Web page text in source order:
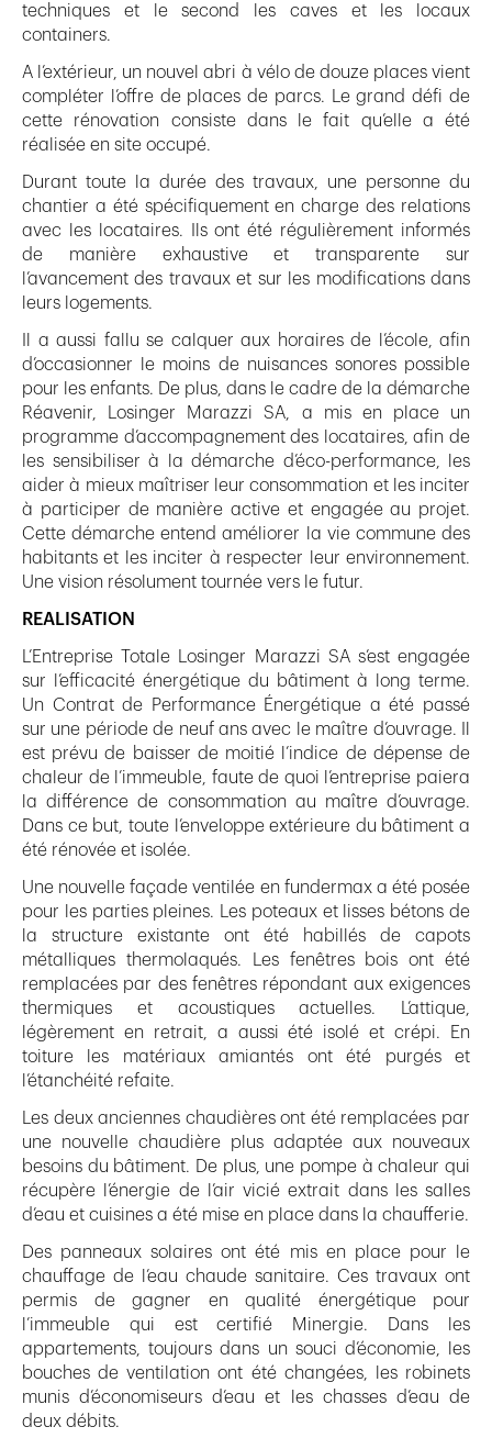
techniques et le second les caves et les locaux
containers.
A l’extérieur, un nouvel abri à vélo de douze places vient
compléter l’offre de places de parcs. Le grand défi de
cette rénovation consiste dans le fait qu’elle a été
réalisée en site occupé.
Durant toute la durée des travaux, une personne du
chantier a été spécifiquement en charge des relations
avec les locataires. Ils ont été régulièrement informés
de manière exhaustive et transparente sur
l’avancement des travaux et sur les modifications dans
leurs logements.
Il a aussi fallu se calquer aux horaires de l’école, afin
d’occasionner le moins de nuisances sonores possible
pour les enfants. De plus, dans le cadre de la démarche
Réavenir, Losinger Marazzi SA, a mis en place un
programme d’accompagnement des locataires, afin de
les sensibiliser à la démarche d’éco-performance, les
aider à mieux maîtriser leur consommation et les inciter
à participer de manière active et engagée au projet.
Cette démarche entend améliorer la vie commune des
habitants et les inciter à respecter leur environnement.
Une vision résolument tournée vers le futur.
REALISATION
L’Entreprise Totale Losinger Marazzi SA s’est engagée
sur l’efficacité énergétique du bâtiment à long terme.
Un Contrat de Performance Énergétique a été passé
sur une période de neuf ans avec le maître d’ouvrage. Il
est prévu de baisser de moitié l’indice de dépense de
chaleur de l’immeuble, faute de quoi l’entreprise paiera
la différence de consommation au maître d’ouvrage.
Dans ce but, toute l’enveloppe extérieure du bâtiment a
été rénovée et isolée.
Une nouvelle façade ventilée en fundermax a été posée
pour les parties pleines. Les poteaux et lisses bétons de
la structure existante ont été habillés de capots
métalliques thermolaqués. Les fenêtres bois ont été
remplacées par des fenêtres répondant aux exigences
thermiques et acoustiques actuelles. L’attique,
légèrement en retrait, a aussi été isolé et crépi. En
toiture les matériaux amiantés ont été purgés et
l’étanchéité refaite.
Les deux anciennes chaudières ont été remplacées par
une nouvelle chaudière plus adaptée aux nouveaux
besoins du bâtiment. De plus, une pompe à chaleur qui
récupère l’énergie de l’air vicié extrait dans les salles
d’eau et cuisines a été mise en place dans la chaufferie.
Des panneaux solaires ont été mis en place pour le
chauffage de l’eau chaude sanitaire. Ces travaux ont
permis de gagner en qualité énergétique pour
l’immeuble qui est certifié Minergie. Dans les
appartements, toujours dans un souci d’économie, les
bouches de ventilation ont été changées, les robinets
munis d’économiseurs d’eau et les chasses d’eau de
deux débits.